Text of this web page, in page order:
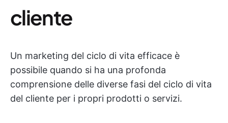
cliente
Un marketing del ciclo di vita efficace è
possibile quando si ha una profonda
comprensione delle diverse fasi del ciclo di vita
del cliente per i propri prodotti o servizi.